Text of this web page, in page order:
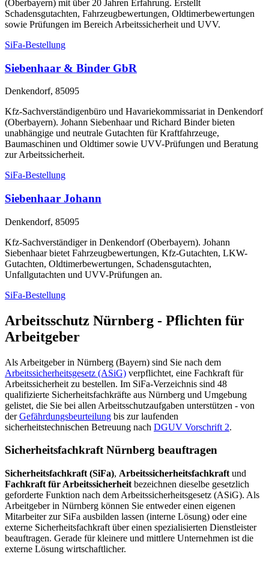
(Oberbayern) mit über 20 Jahren Erfahrung. Erstellt
Schadensgutachten, Fahrzeugbewertungen, Oldtimerbewertungen
sowie Prüfungen im Bereich Arbeitssicherheit und UVV.
SiFa-Bestellung
Siebenhaar & Binder GbR
Denkendorf, 85095
Kfz-Sachverständigenbüro und Havariekommissariat in Denkendorf
(Oberbayern). Johann Siebenhaar und Richard Binder bieten
unabhängige und neutrale Gutachten für Kraftfahrzeuge,
Baumaschinen und Oldtimer sowie UVV-Prüfungen und Beratung
zur Arbeitssicherheit.
SiFa-Bestellung
Siebenhaar Johann
Denkendorf, 85095
Kfz-Sachverständiger in Denkendorf (Oberbayern). Johann
Siebenhaar bietet Fahrzeugbewertungen, Kfz-Gutachten, LKW-
Gutachten, Oldtimerbewertungen, Schadensgutachten,
Unfallgutachten und UVV-Prüfungen an.
SiFa-Bestellung
Arbeitsschutz Nürnberg - Pflichten für
Arbeitgeber
Als Arbeitgeber in Nürnberg (Bayern) sind Sie nach dem
Arbeitssicherheitsgesetz (ASiG) verpflichtet, eine Fachkraft für
Arbeitssicherheit zu bestellen. Im SiFa-Verzeichnis sind 48
qualifizierte Sicherheitsfachkräfte aus Nürnberg und Umgebung
gelistet, die Sie bei allen Arbeitsschutzaufgaben unterstützen - von
derGefährdungsbeurteilung bis zur laufenden
sicherheitstechnischen Betreuung nach DGUV Vorschrift 2.
Sicherheitsfachkraft Nürnberg beauftragen
Sicherheitsfachkraft (SiFa), Arbeitssicherheitsfachkraft und
Fachkraft für Arbeitssicherheit bezeichnen dieselbe gesetzlich
geforderte Funktion nach dem Arbeitssicherheitsgesetz (ASiG). Als
Arbeitgeber in Nürnberg können Sie entweder einen eigenen
Mitarbeiter zur SiFa ausbilden lassen (interne Lösung) oder eine
externe Sicherheitsfachkraft über einen spezialisierten Dienstleister
beauftragen. Gerade für kleinere und mittlere Unternehmen ist die
externe Lösung wirtschaftlicher.